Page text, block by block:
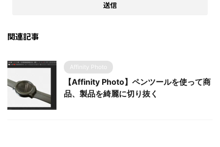
関連記事
Affinity Photo
【Affinity Photo】ペンツールを使って商
品、製品を綺麗に切り抜く